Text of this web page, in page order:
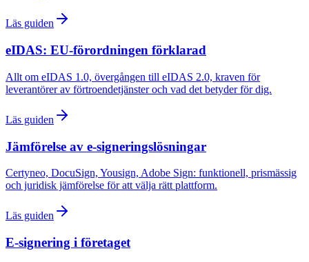
Läs guiden
eIDAS: EU-förordningen förklarad
Allt om eIDAS 1.0, övergången till eIDAS 2.0, kraven för
leverantörer av förtroendetjänster och vad det betyder för dig.
Läs guiden
Jämförelse av e-signeringslösningar
Certyneo, DocuSign, Yousign, Adobe Sign: funktionell, prismässig
och juridisk jämförelse för att välja rätt plattform.
Läs guiden
E-signering i företaget